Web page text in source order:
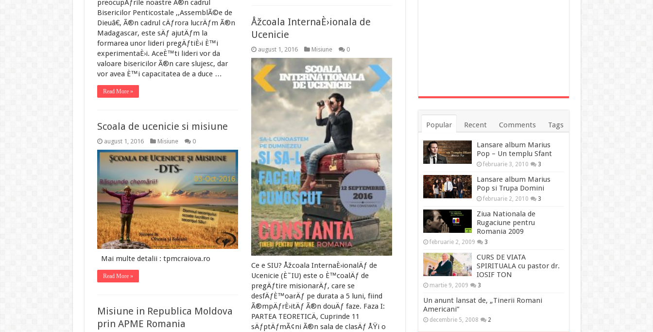
preocupÄƒrile noastre Ã®n cadrul
Bisericilor Penticostale ,,AssemblÃ©e de
Dieuâ€, Ã®n cadrul cÄƒrora lucrÄƒm Ã®n
Madagascar, este sÄƒ ajutÄƒm la
formarea unor lideri pregÄƒtiÈ›i È™i
experimentaÈ›i. AceÈ™ti lideri vor da
valoare bisericilor Ã®n care slujesc, dar
vor avea È™i capacitatea de a duce …
Read More »
Åžcoala InternaÈ›ionala de
Ucenicie
august 1, 2016 Misiune 0
Ce e SIU? Åžcoala InternaÈ›ionalÄƒ de
Ucenicie (È˜IU) este o È™coalÄƒ de
pregÄƒtire misionarÄƒ, care se
desfÄƒÈ™oarÄƒ pe durata a 5 luni, fiind
Ã®mpÄƒrÈ›itÄƒ Ã®n douÄƒ faze. Faza I:
PARTEA TEORETICÄ‚ Cuprinde 11
sÄƒptÄƒmÃ¢ni Ã®n sala de clasÄƒ ÅŸi o
Scoala de ucenicie si misiune
august 1, 2016 Misiune 0
Mai multe detalii : tpmcraiova.ro
Read More »
Misiune in Republica Moldova
prin APME Romania
Popular Recent Comments Tags
Lansare album Marius
Pop – Un templu Sfant
februarie 3, 2010 3
Lansare album Marius
Pop si Trupa Domini
februarie 2, 2010 3
Ziua Nationala de
Rugaciune pentru
Romania 2009
februarie 2, 2009 3
CURS DE VIATA
SPIRITUALA cu pastor dr.
IOSIF TON
martie 9, 2009 3
Un anunt lansat de, „Tinerii Romani
Americani”
decembrie 5, 2008 2